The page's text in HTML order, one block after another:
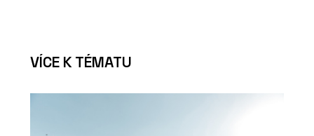
VÍCE K TÉMATU